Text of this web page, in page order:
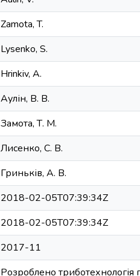
Zamota, T.
Lysenko, S.
Hrinkiv, A.
Аулін, В. В.
Замота, Т. М.
Лисенко, С. В.
Гриньків, А. В.
2018-02-05T07:39:34Z
2018-02-05T07:39:34Z
2017-11
Розроблено